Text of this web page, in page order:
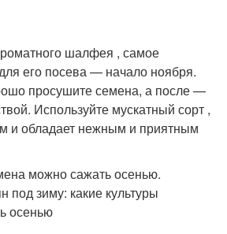
шалфея , самое
его посева — начало ноября.
просушите семена, а после —
Используйте мускатный сорт ,
и обладает нежным и приятным